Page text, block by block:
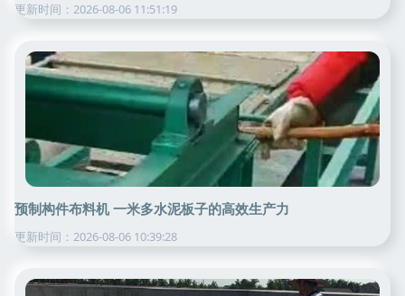
更新时间：2026-08-06 11:51:19
预制构件布料机 一米多水泥板子的高效生产力
更新时间：2026-08-06 10:39:28